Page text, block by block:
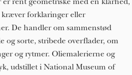
forklaringer eller
De handler om sammenstød
og sorte, stribede overflader, om
og rytmer. Oliemalerierne og
udstillet i National Museum of